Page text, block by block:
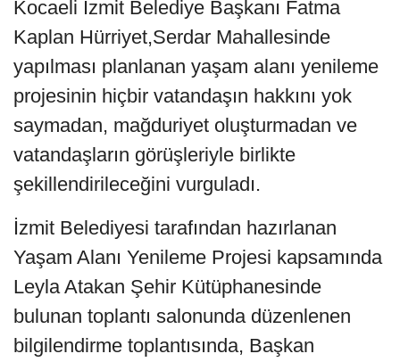
Kocaeli İzmit Belediye Başkanı Fatma
Kaplan Hürriyet,Serdar Mahallesinde
yapılması planlanan yaşam alanı yenileme
projesinin hiçbir vatandaşın hakkını yok
saymadan, mağduriyet oluşturmadan ve
vatandaşların görüşleriyle birlikte
şekillendirileceğini vurguladı.
İzmit Belediyesi tarafından hazırlanan
Yaşam Alanı Yenileme Projesi kapsamında
Leyla Atakan Şehir Kütüphanesinde
bulunan toplantı salonunda düzenlenen
bilgilendirme toplantısında, Başkan